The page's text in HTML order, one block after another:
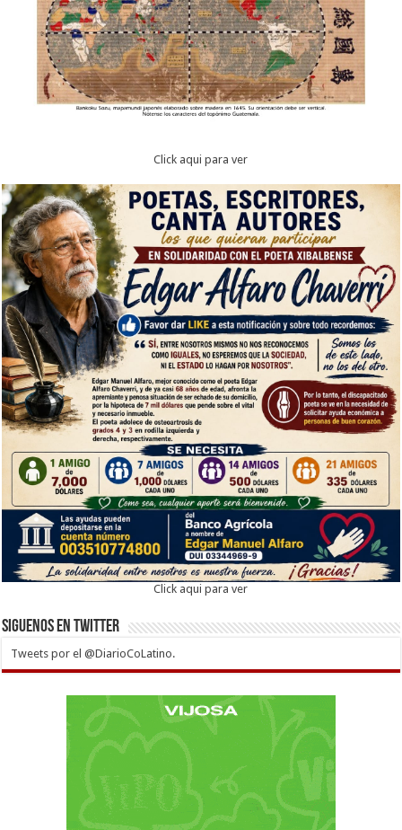
Click aqui para ver
Click aqui para ver
Siguenos en twitter
Tweets por el @DiarioCoLatino.